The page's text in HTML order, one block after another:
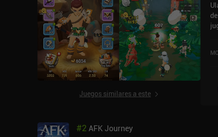
Juegos similares a este
#2 AFK Journey